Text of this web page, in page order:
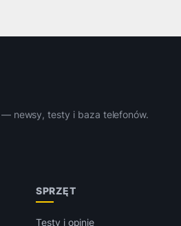
newsy, testy i baza telefonów.
SPRZĘT
Testy i opinie